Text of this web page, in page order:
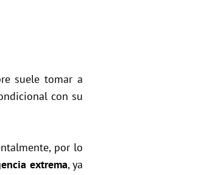
suele tomar a
con su
por lo
extrema, ya